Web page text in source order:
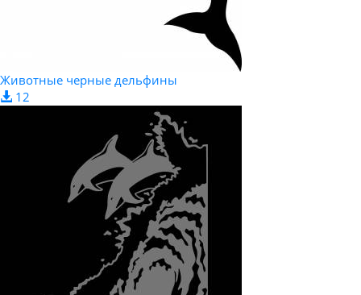
Животные черные дельфины
12